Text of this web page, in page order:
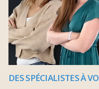
DES SPÉCIALISTES À